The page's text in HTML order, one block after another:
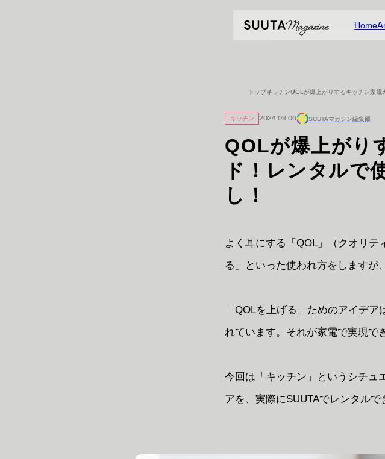
Home
トップキッチンQOLが爆上がりするキッチン家電
キッチン 2024.09.06 SUUTAマガジン編集部
QOLが爆上がり
ド！レンタルで
し！
よく耳にする「QOL」（クオリ
る」といった使われ方をしますが
「QOLを上げる」ためのアイデ
れています。それが家電で実現で
今回は「キッチン」というシチュ
アを、実際にSUUTAでレンタルで